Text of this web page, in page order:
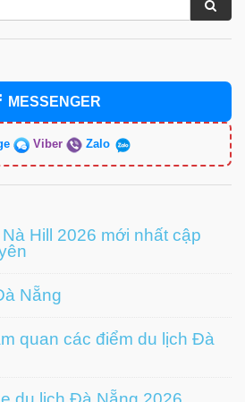
MESSENGER
Viber Zalo
Hill 2026 mới nhất cập
Nẵng
quan các điểm du lịch Đà